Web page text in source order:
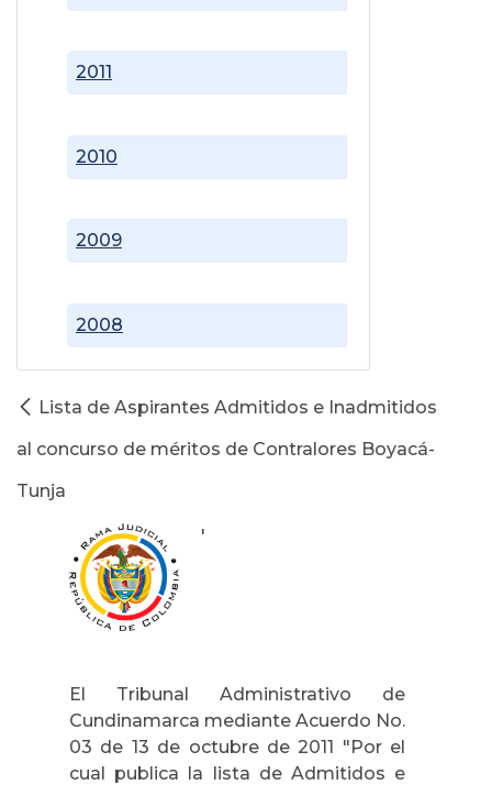
2008
2009
2010
2011
Lista de Aspirantes Admitidos e Inadmitidos
al concurso de méritos de Contralores Boyacá-
Tunja
'
El Tribunal Administrativo de
Cundinamarca mediante Acuerdo No.
03 de 13 de octubre de 2011 "Por el
cual publica la lista de Admitidos e